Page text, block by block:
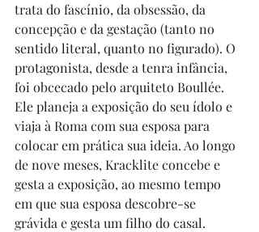
trata do fascínio, da obsessão, da
concepção e da gestação (tanto no
sentido literal, quanto no figurado). O
protagonista, desde a tenra infância,
foi obcecado pelo arquiteto Boullée.
Ele planeja a exposição do seu ídolo e
viaja à Roma com sua esposa para
colocar em prática sua ideia. Ao longo
de nove meses, Kracklite concebe e
gesta a exposição, ao mesmo tempo
em que sua esposa descobre-se
grávida e gesta um filho do casal.